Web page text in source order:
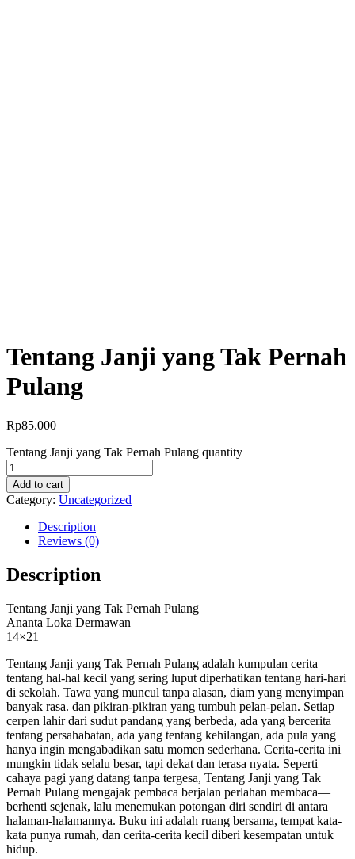
Tentang Janji yang Tak Pernah
Pulang
Rp85.000
Tentang Janji yang Tak Pernah Pulang quantity
Add to cart
Category: Uncategorized
Description
Reviews (0)
Description
Tentang Janji yang Tak Pernah Pulang
Ananta Loka Dermawan
14×21
Tentang Janji yang Tak Pernah Pulang adalah kumpulan cerita
tentang hal-hal kecil yang sering luput diperhatikan tentang hari-hari
di sekolah. Tawa yang muncul tanpa alasan, diam yang menyimpan
banyak rasa. dan pikiran-pikiran yang tumbuh pelan-pelan. Setiap
cerpen lahir dari sudut pandang yang berbeda, ada yang bercerita
tentang persahabatan, ada yang tentang kehilangan, ada pula yang
hanya ingin mengabadikan satu momen sederhana. Cerita-cerita ini
mungkin tidak selalu besar, tapi dekat dan terasa nyata. Seperti
cahaya pagi yang datang tanpa tergesa, Tentang Janji yang Tak
Pernah Pulang mengajak pembaca berjalan perlahan membaca—
berhenti sejenak, lalu menemukan potongan diri sendiri di antara
halaman-halamannya. Buku ini adalah ruang bersama, tempat kata-
kata punya rumah, dan cerita-cerita kecil diberi kesempatan untuk
hidup.